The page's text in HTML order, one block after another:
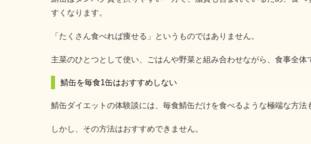
すくなります。
「たくさん食べれば痩せる」というものではありません。
主菜のひとつとして使い、ごはんや野菜と組み合わせながら、食事全体
鯖缶を毎食1缶はおすすめしない
鯖缶ダイエットの体験談には、毎食鯖缶だけを食べるような極端な方法
しかし、その方法はおすすめできません。